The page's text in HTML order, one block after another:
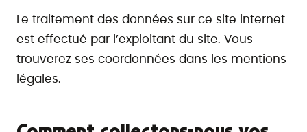
Le traitement des données sur ce site internet
est effectué par l’exploitant du site. Vous
trouverez ses coordonnées dans les mentions
légales.